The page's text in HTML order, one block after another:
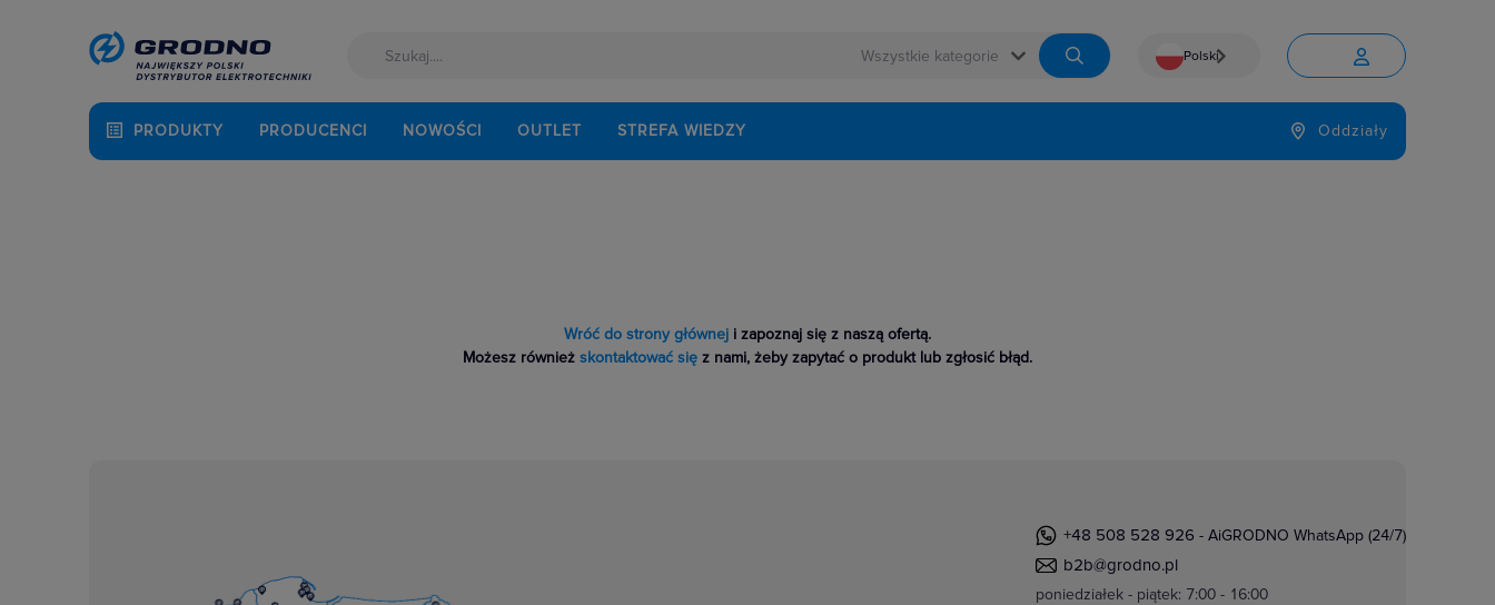
 Polski
Język

PRODUKTY PRODUCENCI NOWOŚCI OUTLET STREFA WIEDZY Oddziały
Wróć do strony głównej i zapoznaj się z naszą ofertą.
Możesz również skontaktować się z nami, żeby zapytać o produkt lub zgłosić błąd.
+48 508 528 926 - AiGRODNO WhatsApp (24/7)
b2b@grodno.pl
poniedziałek - piątek: 7:00 - 16:00